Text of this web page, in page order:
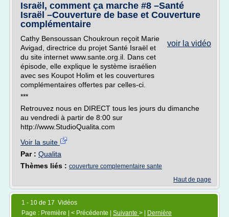
Israël, comment ça marche #8 –Santé
Israël –Couverture de base et Couverture
complémentaire
voir la vidéo
Cathy Bensoussan Choukroun reçoit Marie
Avigad, directrice du projet Santé Israël et
du site internet www.sante.org.il. Dans cet
épisode, elle explique le système israélien
avec ses Koupot Holim et les couvertures
complémentaires offertes par celles-ci.
***
Retrouvez nous en DIRECT tous les jours du dimanche
au vendredi à partir de 8:00 sur
http://www.StudioQualita.com
Voir la suite
Par : Qualita
Thèmes liés : couverture complementaire sante
Haut de page
1 - 10 de 17 Vidéos
Page : Première | < Précédente | Suivante > |
Dernière